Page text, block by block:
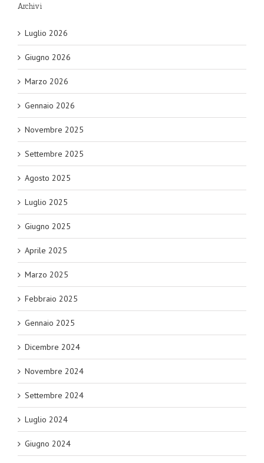
Archivi
Luglio 2026
Giugno 2026
Marzo 2026
Gennaio 2026
Novembre 2025
Settembre 2025
Agosto 2025
Luglio 2025
Giugno 2025
Aprile 2025
Marzo 2025
Febbraio 2025
Gennaio 2025
Dicembre 2024
Novembre 2024
Settembre 2024
Luglio 2024
Giugno 2024